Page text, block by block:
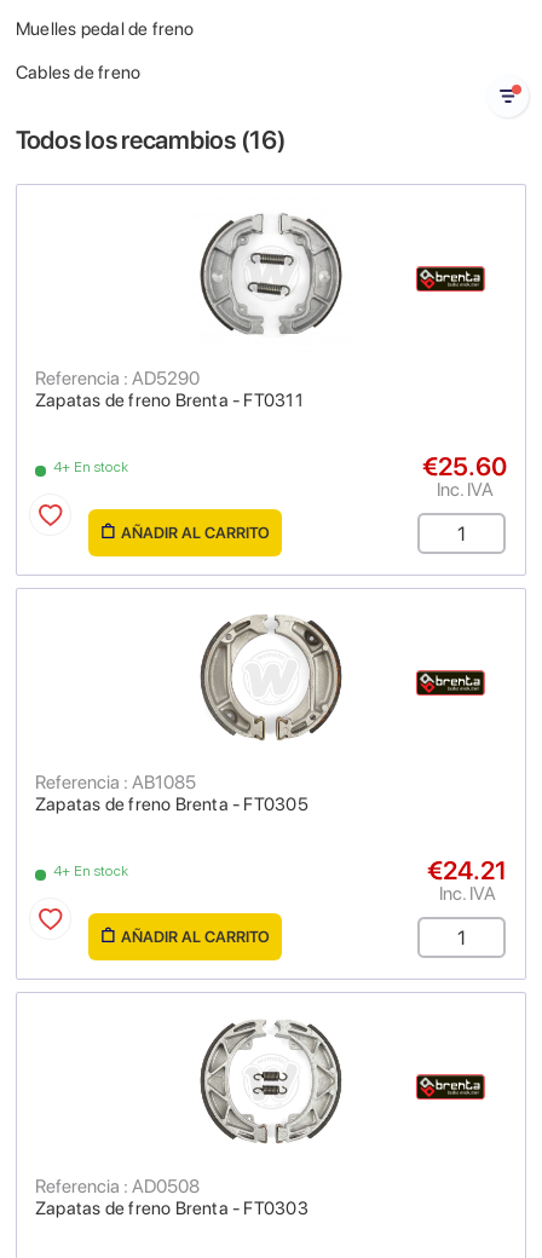
Muelles pedal de freno
Cables de freno
Todos los recambios (16)
Zapatas de freno Brenta - FT0311
Referencia : AD5290
4+ En stock €25.60
Inc. IVA
AÑADIR AL CARRITO
Zapatas de freno Brenta - FT0305
Referencia : AB1085
4+ En stock €24.21
Inc. IVA
AÑADIR AL CARRITO
Zapatas de freno Brenta - FT0303
Referencia : AD0508